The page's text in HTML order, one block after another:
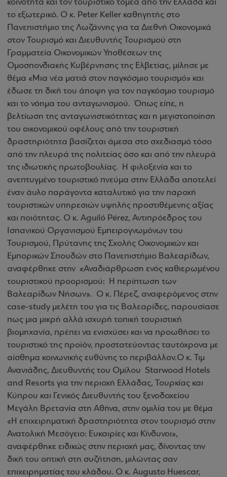
κοινότητα και τον τουριστικό τομέα από την Ελλάδα και
το εξωτερικό. Ο κ. Peter Keller καθηγητής στο
Πανεπιστήμιο της Λωζάννης για τα Διεθνή Οικονομικά
στον Τουρισμό και Διευθυντής Τουρισμού στη
Γραμματεία Οικονομικών Υποθέσεων της
Ομοσπονδιακής Κυβέρνησης της Ελβετίας, μίλησε με
θέμα «Μια νέα ματιά στον παγκόσμιο τουρισμό» και
έδωσε τη δική του άποψη για τον παγκόσμιο τουρισμό
και το νόημα του ανταγωνισμού. Όπως είπε, η
βελτίωση της ανταγωνιστικότητας και η μεγιστοποίηση
του οικονομικού οφέλους από την τουριστική
δραστηριότητα βασίζεται άμεσα στο σχεδιασμό τόσο
από την πλευρά της πολιτείας όσο και από την πλευρά
της ιδιωτικής πρωτοβουλίας. Η φιλοξενία και το
ανεπτυγμένο τουριστικό πνεύμα στην Ελλάδα αποτελεί
έναν άυλο παράγοντα καταλυτικό για την παροχή
τουριστικών υπηρεσιών υψηλής προστιθέμενης αξίας
και ποιότητας. Ο κ. Aguiló Pérez, Αντιπρόεδρος του
Ισπανικού Οργανισμού Εμπειρογνωμόνων του
Τουρισμού, Πρύτανης της Σχολής Οικονομικών και
Εμπορικών Σπουδών στο Πανεπιστήμιο Βαλεαρίδων,
αναφέρθηκε στην «Αναδιάρθρωση ενός καθιερωμένου
τουριστικού προορισμού: Η περίπτωση των
Βαλεαρίδων Νήσων». Ο κ. Πέρεζ, αναφερόμενος στην
case-study μελέτη του για τις Βαλεαρίδες, παρουσίασε
πως μια μικρή αλλά ισχυρή τοπική τουριστική
βιομηχανία, πρέπει να ενισχύσει και να προωθήσει το
τουριστικό της προϊόν, προστατεύοντας ταυτόχρονα με
αίσθημα κοινωνικής ευθύνης το περιβάλλον.Ο κ. Τιμ
Ανανιάδης, Διευθυντής του Ομίλου Starwood Hotels
and Resorts για την περιοχή Ελλάδας, Τουρκίας και
Κύπρου και Γενικός Διευθυντής του ξενοδοχείου
Μεγάλη Βρετανία στη Αθήνα, στην ομιλία του με θέμα
«Η επιχειρηματική δραστηριότητα στον τουρισμό στην
Ανατολική Μεσόγειο: Ευκαιρίες και Κίνδυνοι»,
αναφέρθηκε ειδικώς στην περιοχή μας, δίνοντας την
δική του οπτική στη συζήτηση, μιλώντας σαν
επιχειρηματίας του κλάδου. Ο κ. Augusto Huescar,